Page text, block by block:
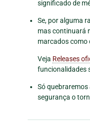
significado de
Se, por alguma
mas continuará
marcados como
Veja Releases
funcionalidades
Só
segurança o